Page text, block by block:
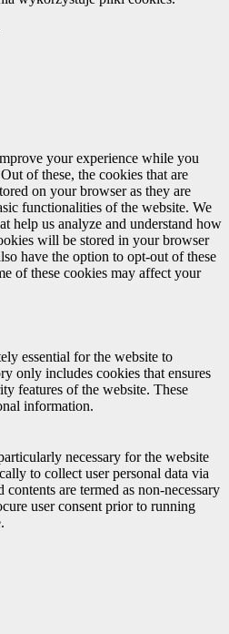
your experience while you
of these, the cookies that are
on your browser as they are
functionalities of the website. We
help us analyze and understand how
will be stored in your browser
have the option to opt-out of these
of these cookies may affect your
essential for the website to
only includes cookies that ensures
features of the website. These
information.
necessary for the website
to collect user personal data via
are termed as non-necessary
user consent prior to running